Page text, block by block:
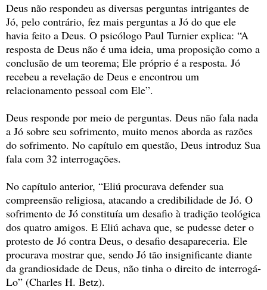
Deus não respondeu as diversas perguntas intrigantes de
Jó, pelo contrário, fez mais perguntas a Jó do que ele
havia feito a Deus. O psicólogo Paul Turnier explica: “A
resposta de Deus não é uma ideia, uma proposição como a
conclusão de um teorema; Ele próprio é a resposta. Jó
recebeu a revelação de Deus e encontrou um
relacionamento pessoal com Ele”.
Deus responde por meio de perguntas. Deus não fala nada
a Jó sobre seu sofrimento, muito menos aborda as razões
do sofrimento. No capítulo em questão, Deus introduz Sua
fala com 32 interrogações.
No capítulo anterior, “Eliú procurava defender sua
compreensão religiosa, atacando a credibilidade de Jó. O
sofrimento de Jó constituía um desafio à tradição teológica
dos quatro amigos. E Eliú achava que, se pudesse deter o
protesto de Jó contra Deus, o desafio desapareceria. Ele
procurava mostrar que, sendo Jó tão insignificante diante
da grandiosidade de Deus, não tinha o direito de interrogá-
Lo” (Charles H. Betz).